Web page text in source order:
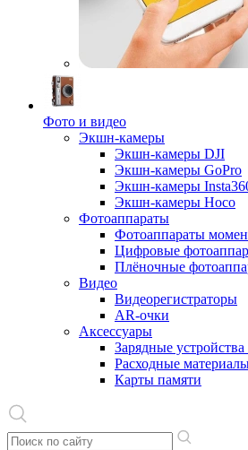
Фото и видео
Экшн-камеры
Экшн-камеры DJI
Экшн-камеры GoPro
Экшн-камеры
Экшн-камеры Hoco
Фотоаппараты
Фотоаппараты
Цифровые
Плёночные
Видео
Видеорегистраторы
AR-очки
Аксессуары
Зарядные
Расходные
Карты памяти